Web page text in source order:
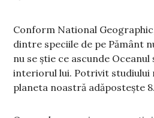
Conform National
dintre speciile de pe Pământ
nu se știe ce ascunde
interiorul lui. Potrivit studiului
planeta noastră adăpostește